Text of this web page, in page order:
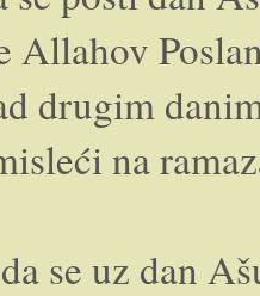
Allahov
drugim
na
se uz dan